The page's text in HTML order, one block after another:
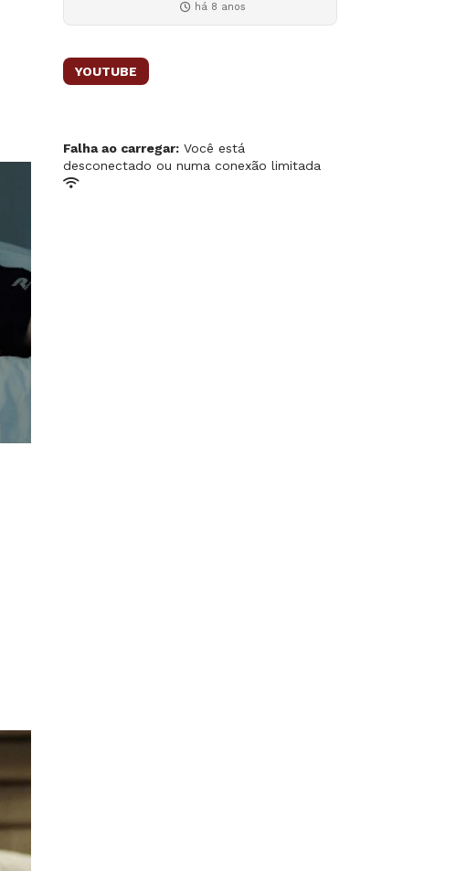
há 8 anos
YOUTUBE
Falha ao carregar: Você está
desconectado ou numa conexão limitada